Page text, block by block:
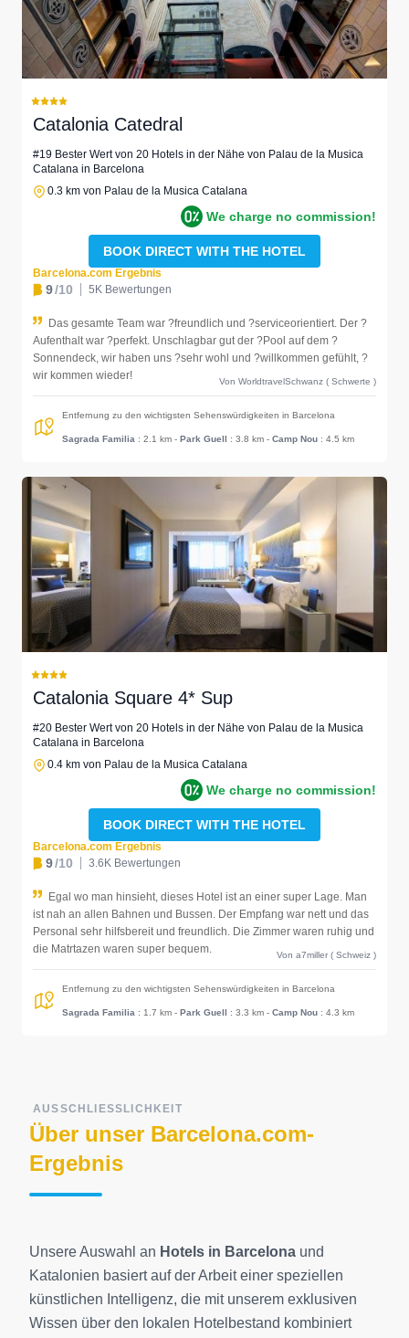
Catalonia Catedral
#19 Bester Wert von 20 Hotels in der Nähe von Palau de la Musica
Catalana in Barcelona
0.3 km von Palau de la Musica Catalana
We charge no commission!
BOOK DIRECT WITH THE HOTEL
Barcelona.com Ergebnis
9/10 5K Bewertungen
Das gesamte Team war ?freundlich und ?serviceorientiert. Der ?
Aufenthalt war ?perfekt. Unschlagbar gut der ?Pool auf dem ?
Sonnendeck, wir haben uns ?sehr wohl und ?willkommen gefühlt, ?
wir kommen wieder!
Von WorldtravelSchwanz ( Schwerte )
Entfernung zu den wichtigsten Sehenswürdigkeiten in Barcelona
Sagrada Familia : 2.1 km - Park Guell : 3.8 km - Camp Nou : 4.5 km
Catalonia Square 4* Sup
#20 Bester Wert von 20 Hotels in der Nähe von Palau de la Musica
Catalana in Barcelona
0.4 km von Palau de la Musica Catalana
We charge no commission!
BOOK DIRECT WITH THE HOTEL
Barcelona.com Ergebnis
9/10 3.6K Bewertungen
Egal wo man hinsieht, dieses Hotel ist an einer super Lage. Man
ist nah an allen Bahnen und Bussen. Der Empfang war nett und das
Personal sehr hilfsbereit und freundlich. Die Zimmer waren ruhig und
die Matrtazen waren super bequem.
Von a7miller ( Schweiz )
Entfernung zu den wichtigsten Sehenswürdigkeiten in Barcelona
Sagrada Familia : 1.7 km - Park Guell : 3.3 km - Camp Nou : 4.3 km
AUSSCHLIESSLICHKEIT
Über unser Barcelona.com-
Ergebnis
Unsere Auswahl an Hotels in Barcelona und
Katalonien basiert auf der Arbeit einer speziellen
künstlichen Intelligenz, die mit unserem exklusiven
Wissen über den lokalen Hotelbestand kombiniert